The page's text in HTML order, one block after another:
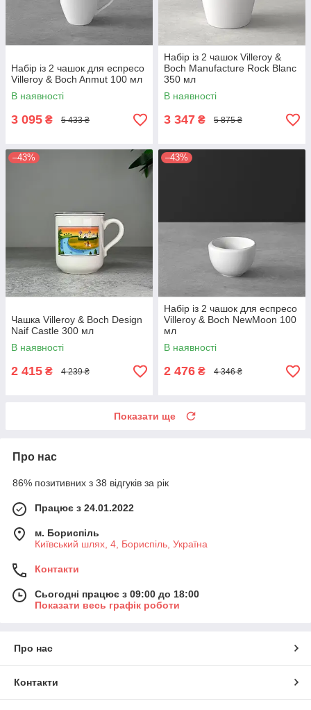
Набір із 2 чашок для еспресо
Villeroy & Boch Anmut 100 мл
В наявності
3 095 ₴ 5 433 ₴
Набір із 2 чашок Villeroy &
Boch Manufacture Rock Blanc
350 мл
В наявності
3 347 ₴ 5 875 ₴
–43%
Чашка Villeroy & Boch Design
Naif Castle 300 мл
В наявності
2 415 ₴ 4 239 ₴
–43%
Набір із 2 чашок для еспресо
Villeroy & Boch NewMoon 100
мл
В наявності
2 476 ₴ 4 346 ₴
Показати ще
Про нас
86% позитивних з 38 відгуків за рік
Працює з 24.01.2022
м. Бориспіль
Київський шлях, 4, Бориспіль, Україна
Контакти
Сьогодні працює з 09:00 до 18:00
Показати весь графік роботи
Про нас
Контакти